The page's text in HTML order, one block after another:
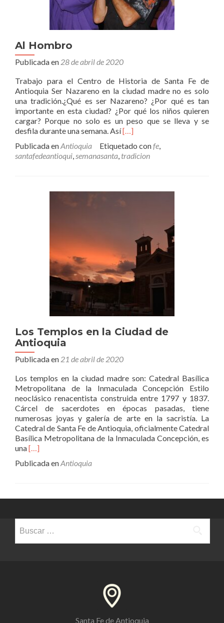
Al Hombro
Publicada en 28 de abril de 2020
Trabajo para el Centro de Historia de Santa Fe de
Antioquia Ser Nazareno en la ciudad madre no es solo
una tradición.¿Qué es ser Nazareno? ¿Por qué es tan
importante en esta ciudad? ¿Por qué los niños quieren
cargar? Porque no solo es un peso que se lleva y se
desfila durante una semana. AsíLeer
Hombro
[…]
Publicada enAntioquia Etiquetado confe,
santafedeantioqui,semanasanta, tradicion
Los Templos en la Ciudad de
Antioquia
Publicada en 21 de abril de 2020
Los templos en la ciudad madre son: Catedral Basílica
Metropolitana de la Inmaculada Concepción Estilo
neoclásico renacentista construida entre 1797 y 1837.
Cárcel de sacerdotes en épocas pasadas, tiene
numerosas joyas y galería de arte en la sacristía. La
Catedral de Santa Fe de Antioquia, oficialmente Catedral
Basílica Metropolitana de la Inmaculada Concepción, es
unaLeer
Templos
Ciudad
Antioquia
[…]
Publicada enAntioquia
Santa Fe de Antioquia